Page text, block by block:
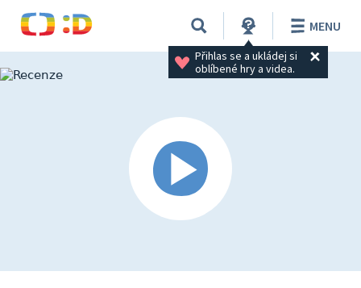
Přihlas se a ukládej si
oblíbené hry a videa.
MENU